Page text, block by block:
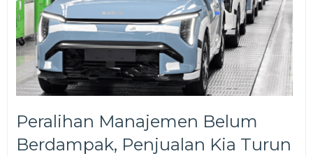
Peralihan Manajemen Belum
Berdampak, Penjualan Kia Turun